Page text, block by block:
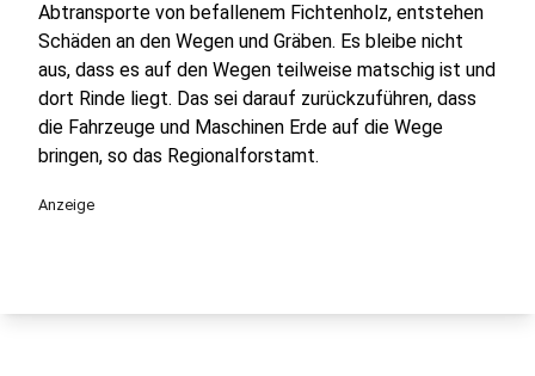
Abtransporte von befallenem Fichtenholz, entstehen
Schäden an den Wegen und Gräben. Es bleibe nicht
aus, dass es auf den Wegen teilweise matschig ist und
dort Rinde liegt. Das sei darauf zurückzuführen, dass
die Fahrzeuge und Maschinen Erde auf die Wege
bringen, so das Regionalforstamt.
Anzeige